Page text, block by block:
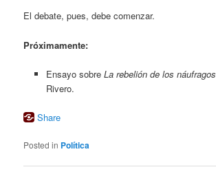
El debate, pues, debe comenzar.
Próximamente:
Ensayo sobreLa rebelión de los náufragos
Rivero.
Share
Posted in Política